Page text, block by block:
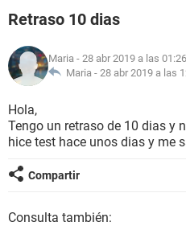
NUTRICIÓN
BIENESTAR
Retraso 10 dias
Maria - 28 abr 2019 a las 01:26
Maria - 28 abr 2019 a las
Hola,
Tengo un retraso de 10 dias y
hice test hace unos dias y me
Compartir
Consulta también: